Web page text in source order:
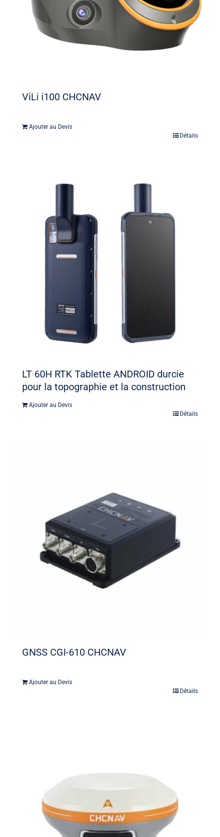
ViLi i100 CHCNAV
Ajouter au Devis
Détails
LT 60H RTK Tablette ANDROID durcie
pour la topographie et la construction
Ajouter au Devis
Détails
GNSS CGI-610 CHCNAV
Ajouter au Devis
Détails